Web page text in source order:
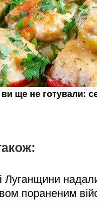
Луганщини
пораненим